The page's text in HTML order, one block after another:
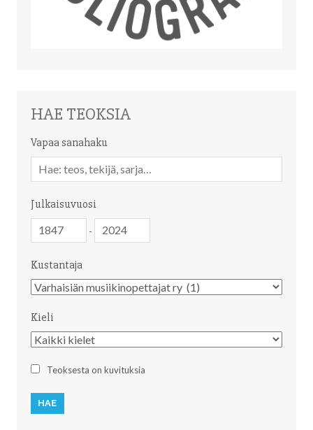
HAE TEOKSIA
Vapaa sanahaku
sanahaku
Julkaisuvuosi
-
Kustantaja
Kustantaja
Kieli
Kieli
Teoksesta on kuvituksia